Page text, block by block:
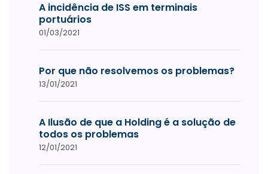
A incidência de ISS em terminais
portuários
01/03/2021
Por que não resolvemos os problemas?
13/01/2021
A Ilusão de que a Holding é a solução de
todos os problemas
12/01/2021